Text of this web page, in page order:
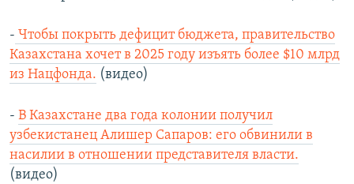
- Чтобы покрыть дефицит бюджета, правительство
Казахстана хочет в 2025 году изъять более $10 млрд
из Нацфонда. (видео)
- В Казахстане два года колонии получил
узбекистанец Алишер Сапаров: его обвинили в
насилии в отношении представителя власти.
(видео)